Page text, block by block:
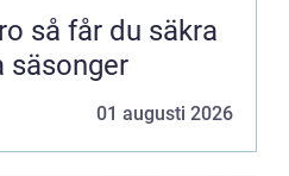
säsonger
01 augusti 2026